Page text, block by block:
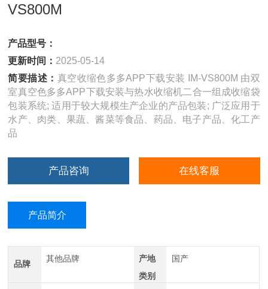
VS800M
产品型号：
更新时间： 2025-05-14
简要描述： 真空收缩色多多APP下载安装 IM-VS800M 由双
室真空色多多APP下载安装与热水收缩机二合一组成收缩袋
包装系统; 适用于较大规模生产企业的产品包装; 广泛应用于
水产、肉类、果蔬、酱菜等食品、药品、电子产品、化工产
品
产品咨询 在线客服
产品简介
品牌
其他品牌
产地
类别
国产